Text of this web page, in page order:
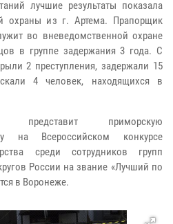
лучшие результаты показала
охраны из г. Артема. Прапорщик
во вневедомственной охране
в группе задержания 3 года. С
2 преступления, задержали 15
4 человек, находящихся в
представит приморскую
на Всероссийском конкурсе
среди сотрудников групп
России на звание «Лучший по
в Воронеже.